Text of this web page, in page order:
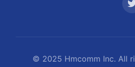
© 2025 Hmcomm Inc. All